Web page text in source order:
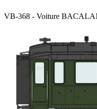
VB-368 - Voiture